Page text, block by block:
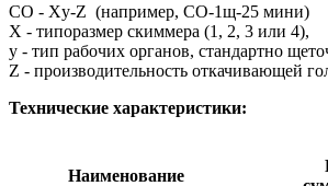
СО - Xy-Z (например, СО-1щ-25 мини)
X - типоразмер скиммера (1, 2, 3 или 4),
y - тип рабочих органов, стандартно
Z - производительность откачивающей
Технические характеристики:
Наименование